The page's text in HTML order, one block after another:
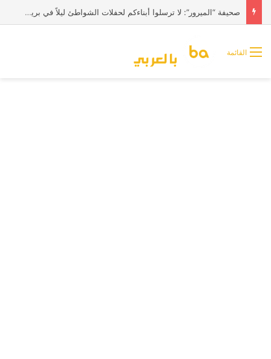
صحيفة “الميرور”: لا ترسلوا أبناءكم لحفلات الشواطئ ليلاً في بريطانيا
القائمة